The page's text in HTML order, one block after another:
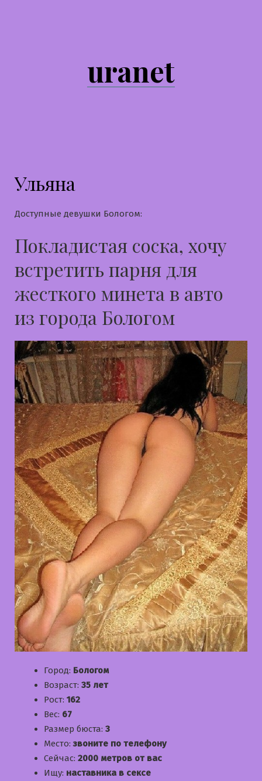
uranet
Ульяна
Доступные девушки Бологом:
Покладистая соска, хочу
встретить парня для
жесткого минета в авто
из города Бологом
Город: Бологом
Возраст: 35 лет
Рост: 162
Вес: 67
Размер бюста: 3
Место:звоните по телефону
Сейчас: 2000 метров от вас
Ищу: наставника в сексе